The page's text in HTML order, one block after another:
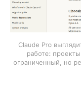
Claude Pro
работе:
ограниченный, но